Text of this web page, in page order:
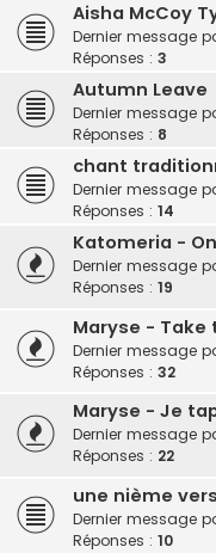
Aisha McCoy
Dernier message
Réponses : 3
Autumn Leave
Dernier message
Réponses : 8
chant
Dernier message
Réponses : 14
Katomeria -
Dernier message
Réponses : 19
Maryse - Take
Dernier message
Réponses : 32
Maryse - Je
Dernier message
Réponses : 22
une nième
Dernier message
Réponses : 10